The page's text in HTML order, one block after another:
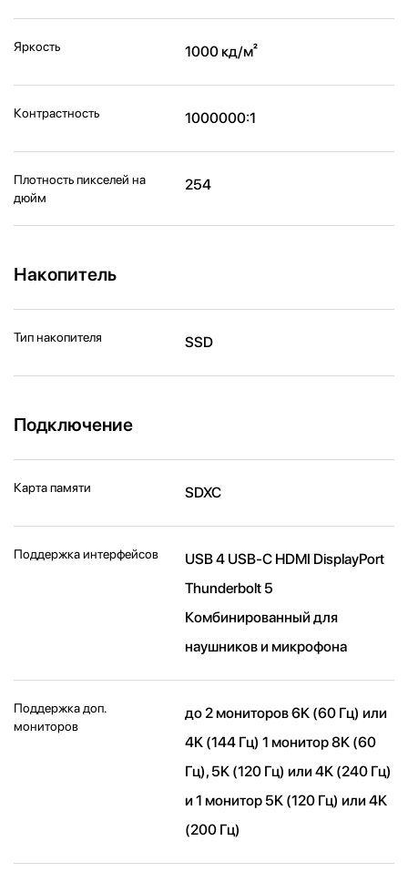
Яркость 1000 кд/м²
Контрастность 1000000:1
Плотность пикселей на
дюйм
254
Накопитель
Тип накопителя SSD
Подключение
Карта памяти SDXC
Поддержка интерфейсов
USB 4 USB-C HDMI DisplayPort
Thunderbolt 5
Комбинированный для
наушников и микрофона
Поддержка доп.
мониторов
до 2 мониторов 6K (60 Гц) или
4K (144 Гц) 1 монитор 8K (60
Гц), 5K (120 Гц) или 4K (240 Гц)
и 1 монитор 5K (120 Гц) или 4K
(200 Гц)